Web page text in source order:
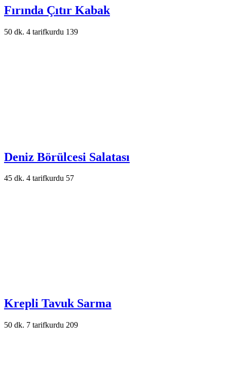
Fırında Çıtır Kabak
50 dk. 4 tarifkurdu 139
Deniz Börülcesi Salatası
45 dk. 4 tarifkurdu 57
Krepli Tavuk Sarma
50 dk. 7 tarifkurdu 209